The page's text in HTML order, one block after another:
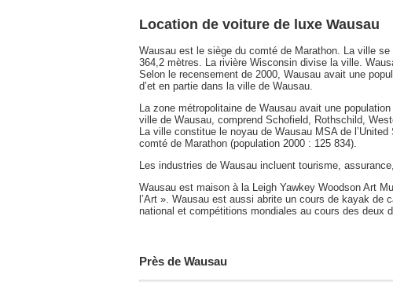
Location de voiture de luxe Wausau
Wausau est le siège du comté de Marathon. La ville
364,2 mètres. La rivière Wisconsin divise la ville.
Selon le recensement de 2000, Wausau avait une
d’et en partie dans la ville de Wausau.
La zone métropolitaine de Wausau avait une
ville de Wausau, comprend Schofield, Rothschild,
La ville constitue le noyau de Wausau MSA de
comté de Marathon (population 2000 : 125 834).
Les industries de Wausau incluent tourisme,
Wausau est maison à la Leigh Yawkey Woodson Art
l’Art ». Wausau est aussi abrite un cours de kayak de
national et compétitions mondiales au cours des deux
Près de Wausau